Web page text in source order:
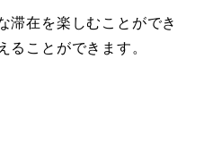
滞在を楽しむことができ
ることができます。